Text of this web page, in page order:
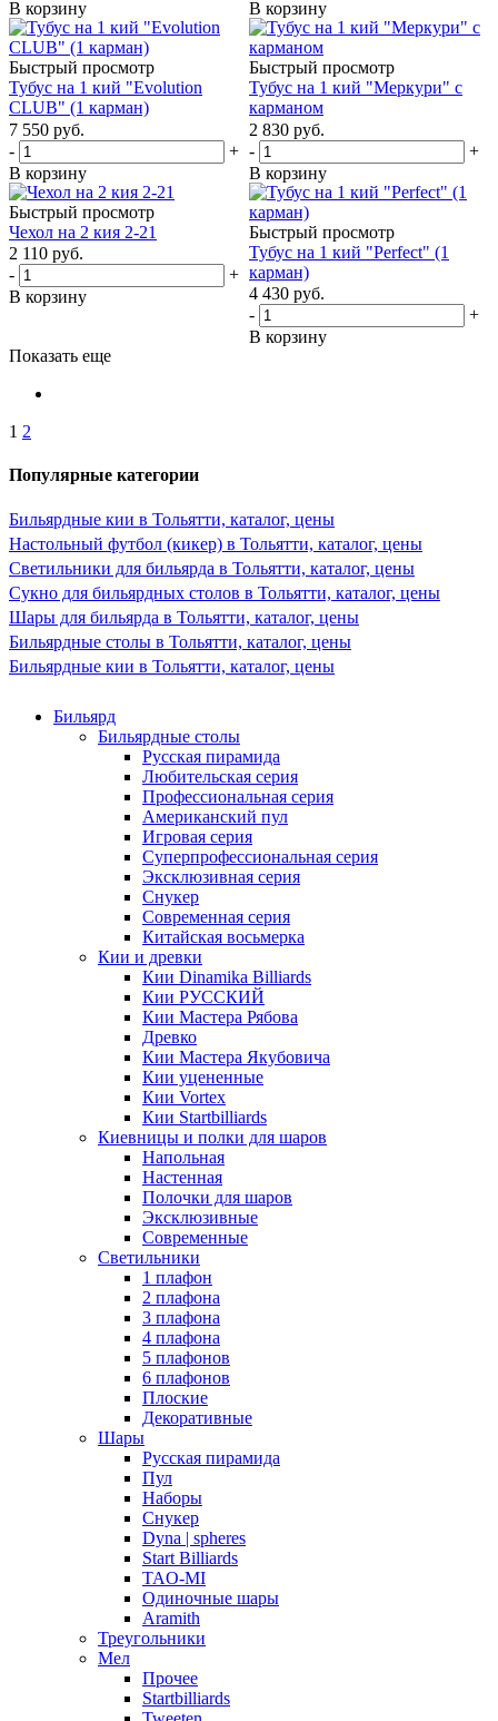
В корзину
В корзину
Быстрый просмотр
Тубус на 1 кий "Evolution
CLUB" (1 карман)
7 550 руб.
-
+
В корзину
Быстрый просмотр
Тубус на 1 кий "Меркури" с
карманом
2 830 руб.
-
+
В корзину
Быстрый просмотр
Чехол на 2 кия 2-21
2 110 руб.
-
+
В корзину
Быстрый просмотр
Тубус на 1 кий "Perfect" (1
карман)
4 430 руб.
-
+
В корзину
Показать еще
1 2
Популярные категории
Бильярдные кии в Тольятти, каталог, цены
Настольный футбол (кикер) в Тольятти, каталог, цены
Светильники для бильярда в Тольятти, каталог, цены
Сукно для бильярдных столов в Тольятти, каталог, цены
Шары для бильярда в Тольятти, каталог, цены
Бильярдные столы в Тольятти, каталог, цены
Бильярдные кии в Тольятти, каталог, цены
Бильярд
Бильярдные столы
Русская пирамида
Любительская серия
Профессиональная серия
Американский пул
Игровая серия
Суперпрофессиональная серия
Эксклюзивная серия
Снукер
Современная серия
Китайская восьмерка
Кии и древки
Кии Dinamika Billiards
Кии РУССКИЙ
Кии Мастера Рябова
Древко
Кии Мастера Якубовича
Кии уцененные
Кии Vortex
Кии Startbilliards
Киевницы и полки для шаров
Напольная
Настенная
Полочки для шаров
Эксклюзивные
Современные
Светильники
1 плафон
2 плафона
3 плафона
4 плафона
5 плафонов
6 плафонов
Плоские
Декоративные
Шары
Русская пирамида
Пул
Наборы
Снукер
Dyna | spheres
Start Billiards
TAO-MI
Одиночные шары
Aramith
Треугольники
Мел
Прочее
Startbilliards